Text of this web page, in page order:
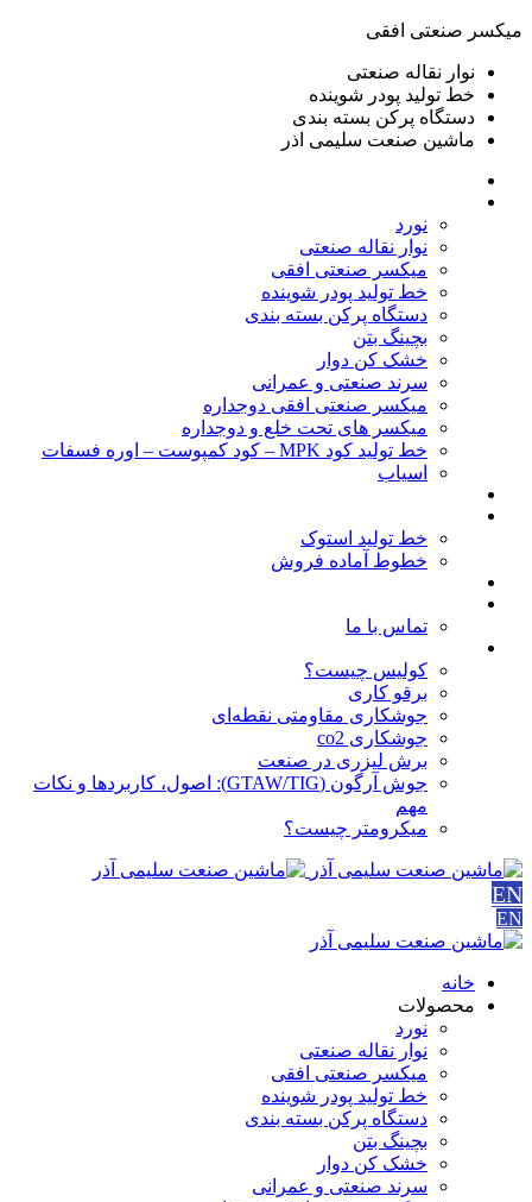
ميكسر صنعتی افقی
نوار نقاله صنعتی
خط تولید پودر شوينده
دستگاه پرکن بسته بندی
ماشين صنعت سليمی اذر
نورد
نوار نقاله صنعتی
ميكسر صنعتی افقی
خط تولید پودر شوينده
دستگاه پرکن بسته بندی
بچينگ بتن
خشک کن دوار
سرند صنعتی و عمرانی
میکسر صنعتی افقی دوجداره
میکسر های تحت خلع و دوجداره
خط تولید کود MPK – کود کمپوست – اوره فسفات
اسیاب
خط تولید استوک
خطوط آماده فروش
تماس با ما
کولیس چیست؟
برقو کاری
جوشکاری مقاومتی نقطه‌ای
جوشکاری co2
برش لیزری در صنعت
جوش آرگون (GTAW/TIG): اصول، کاربردها و نکات
مهم
میکرومتر چیست؟
EN
EN
خانه
محصولات
نورد
نوار نقاله صنعتی
ميكسر صنعتی افقی
خط تولید پودر شوينده
دستگاه پرکن بسته بندی
بچينگ بتن
خشک کن دوار
سرند صنعتی و عمرانی